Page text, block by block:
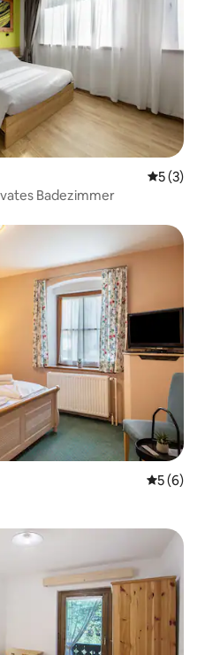
5 (3)
Badezimmer
5 (6)